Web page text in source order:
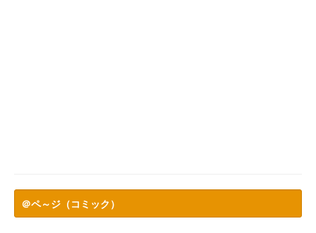
＠ペ～ジ（コミック）